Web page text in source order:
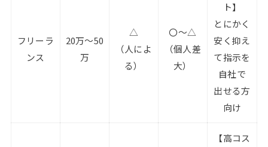
フリーラ
ンス
20万～50
万
△
（人によ
る）
〇～△
（個人差
大）
ト】
とにかく
安く抑え
て指示を
自社で
出せる方
向け
【高コス